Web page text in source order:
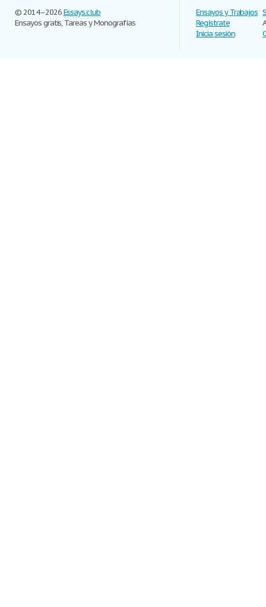
© 2014–2026Essays.club
Ensayos gratis, Tareas y Monografías
Ensayos y Trabajos
Regístrate
Inicia sesión